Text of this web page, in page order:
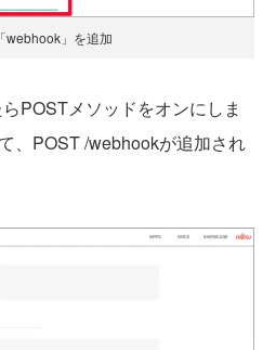
webhook」を追加
POSTメソッドをオンにしま
、POST /webhookが追加され